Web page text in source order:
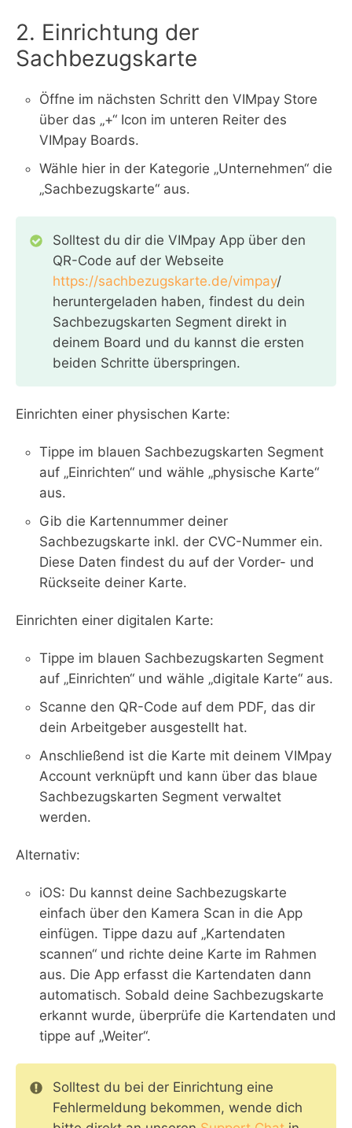
2. Einrichtung der
Sachbezugskarte
Öffne im nächsten Schritt den VIMpay Store
über das „+“ Icon im unteren Reiter des
VIMpay Boards.
Wähle hier in der Kategorie „Unternehmen“ die
„Sachbezugskarte“ aus.
Solltest du dir die VIMpay App über den
QR-Code auf der Webseite
https://sachbezugskarte.de/vimpay/
heruntergeladen haben, findest du dein
Sachbezugskarten Segment direkt in
deinem Board und du kannst die ersten
beiden Schritte überspringen.
Einrichten einer physischen Karte:
Tippe im blauen Sachbezugskarten Segment
auf „Einrichten“ und wähle „physische Karte“
aus.
Gib die Kartennummer deiner
Sachbezugskarte inkl. der CVC-Nummer ein.
Diese Daten findest du auf der Vorder- und
Rückseite deiner Karte.
Einrichten einer digitalen Karte:
Tippe im blauen Sachbezugskarten Segment
auf „Einrichten“ und wähle „digitale Karte“ aus.
Scanne den QR-Code auf dem PDF, das dir
dein Arbeitgeber ausgestellt hat.
Anschließend ist die Karte mit deinem VIMpay
Account verknüpft und kann über das blaue
Sachbezugskarten Segment verwaltet
werden.
Alternativ:
iOS: Du kannst deine Sachbezugskarte
einfach über den Kamera Scan in die App
einfügen. Tippe dazu auf „Kartendaten
scannen“ und richte deine Karte im Rahmen
aus. Die App erfasst die Kartendaten dann
automatisch. Sobald deine Sachbezugskarte
erkannt wurde, überprüfe die Kartendaten und
tippe auf „Weiter“.
Solltest du bei der Einrichtung eine
Fehlermeldung bekommen, wende dich